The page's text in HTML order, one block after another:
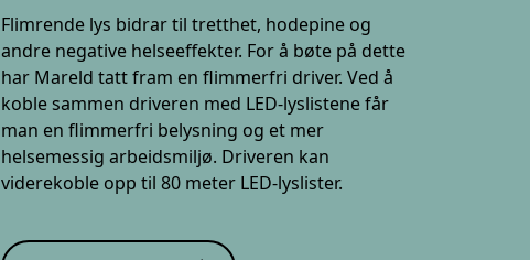
Flimrende lys bidrar til tretthet, hodepine og
andre negative helseeffekter. For å bøte på dette
har Mareld tatt fram en flimmerfri driver. Ved å
koble sammen driveren med LED-lyslistene får
man en flimmerfri belysning og et mer
helsemessig arbeidsmiljø. Driveren kan
viderekoble opp til 80 meter LED-lyslister.